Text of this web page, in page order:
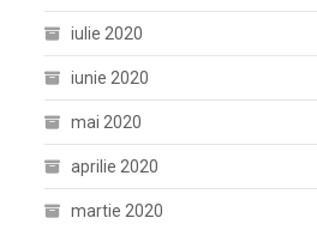
iulie 2020
iunie 2020
mai 2020
aprilie 2020
martie 2020